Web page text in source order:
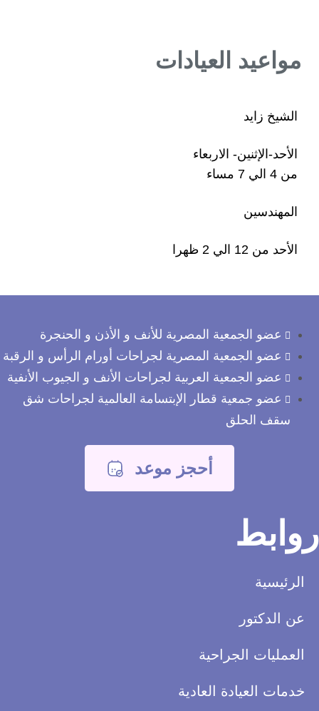
مواعيد العيادات
الشيخ زايد
الأحد-الإثنين- الاربعاء
من 4 الي 7 مساء
المهندسين
الأحد من 12 الي 2 ظهرا
عضو الجمعية المصرية للأنف و الأذن و الحنجرة
عضو الجمعية المصرية لجراحات أورام الرأس و الرقبة
عضو الجمعية العربية لجراحات الأنف و الجيوب الأنفية
عضو جمعية قطار الإبتسامة العالمية لجراحات شق
سقف الحلق
أحجز موعد
الرئيسية
عن الدكتور
العمليات الجراحية
خدمات العيادة العادية